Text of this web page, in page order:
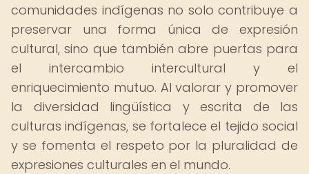
comunidades indígenas no solo contribuye a
preservar una forma única de expresión
cultural, sino que también abre puertas para
el intercambio intercultural y el
enriquecimiento mutuo. Al valorar y promover
la diversidad lingüística y escrita de las
culturas indígenas, se fortalece el tejido social
y se fomenta el respeto por la pluralidad de
expresiones culturales en el mundo.